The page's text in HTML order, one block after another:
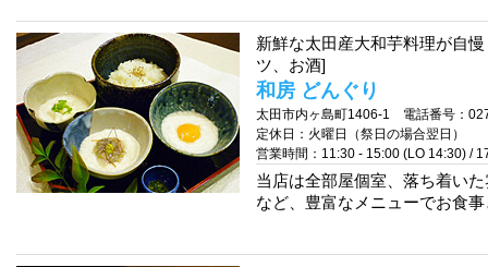
新鮮な太田産大和芋料理が自
ツ、お酒]
和房 どんぐり
太田市内ヶ島町1406-1 電話番号：
定休日：火曜日（祭日の場合翌日）
営業時間：11:30 - 15:00 (LO 14:30) /
当店は全部屋個室、落ち着い
など、豊富なメニューでお食